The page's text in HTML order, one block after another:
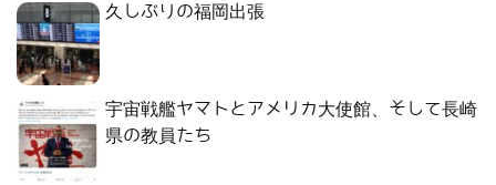
久しぶりの福岡出張
宇宙戦艦ヤマトとアメリカ大使館、そして長崎
県の教員たち